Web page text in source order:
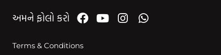
અમને ફોલો કરો
Terms & Conditions